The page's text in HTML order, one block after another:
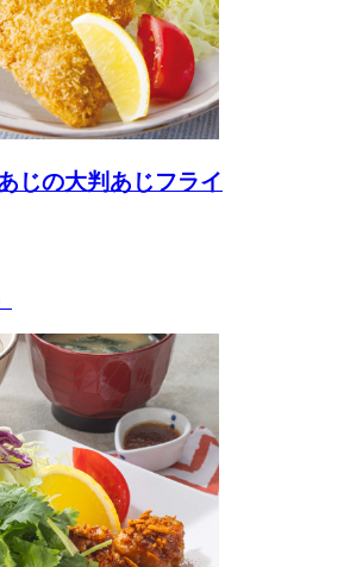
じの大判あじフライ